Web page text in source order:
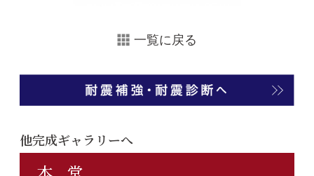
一覧に戻る
他完成ギャラリーへ